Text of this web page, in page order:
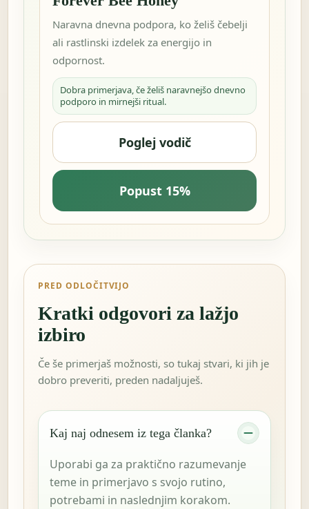
Naravna dnevna podpora, ko želiš čebelji
ali rastlinski izdelek za energijo in
odpornost.
Dobra primerjava, če želiš naravnejšo dnevno
podporo in mirnejši ritual.
Poglej vodič
Popust 15%
PRED ODLOČITVIJO
Kratki odgovori za lažjo
izbiro
Če še primerjaš možnosti, so tukaj stvari, ki jih je
dobro preveriti, preden nadaljuješ.
Kaj naj odnesem iz tega članka?
Uporabi ga za praktično razumevanje
teme in primerjavo s svojo rutino,
potrebami in naslednjim korakom.